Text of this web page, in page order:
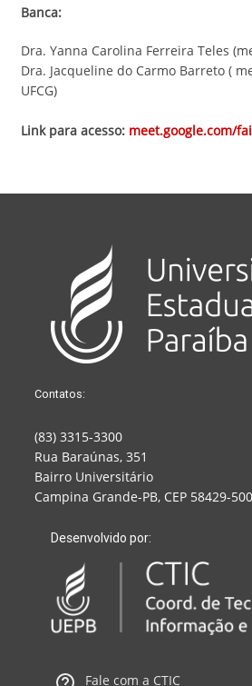
Banca:
Dra. Yanna Carolina Ferreira Teles
Dra. Jacqueline do Carmo Barreto (
UFCG)
Link para acesso: meet.google.com/
Contatos:
(83) 3315-3300
Rua Baraúnas, 351
Bairro Universitário
Campina Grande-PB, CEP 58429-500
Desenvolvido por:
Fale com a CTIC